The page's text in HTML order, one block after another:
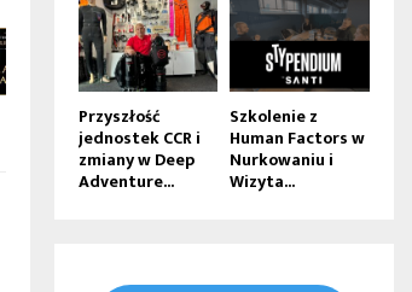
Przyszłość
jednostek CCR i
zmiany w Deep
Adventure...
Szkolenie z
Human Factors w
Nurkowaniu i
Wizyta...